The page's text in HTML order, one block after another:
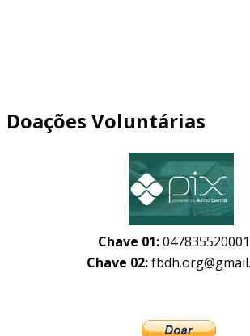
Doações Voluntárias
Chave 01:
Chave 02: